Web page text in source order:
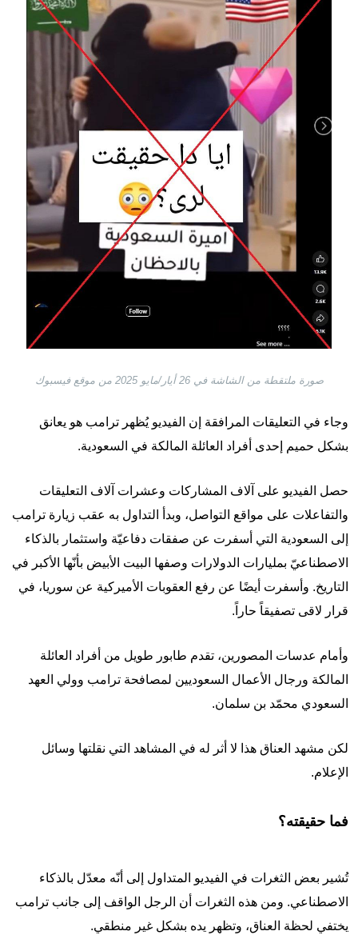
صورة ملتقطة من الشاشة في 26 أيار/مايو 2025 من موقع فيسبوك
وجاء في التعليقات المرافقة إن الفيديو يُظهر ترامب هو يعانق
بشكل حميم إحدى أفراد العائلة المالكة في السعودية.
حصل الفيديو على آلاف المشاركات وعشرات آلاف التعليقات
والتفاعلات على مواقع التواصل، وبدأ التداول به عقب زيارة ترامب
إلى السعودية التي أسفرت عن صفقات دفاعيّة واستثمار بالذكاء
الاصطناعيّ بمليارات الدولارات وصفها البيت الأبيض بأنّها الأكبر في
التاريخ. وأسفرت أيضًا عن رفع العقوبات الأميركية عن سوريا، في
قرار لاقى تصفيقاً حاراً.
وأمام عدسات المصورين، تقدم طابور طويل من أفراد العائلة
المالكة ورجال الأعمال السعوديين لمصافحة ترامب وولي العهد
السعودي محمّد بن سلمان.
لكن مشهد العناق هذا لا أثر له في المشاهد التي نقلتها وسائل
الإعلام.
فما حقيقته؟
تُشير بعض الثغرات في الفيديو المتداول إلى أنّه معدّل بالذكاء
الاصطناعي. ومن هذه الثغرات أن الرجل الواقف إلى جانب ترامب
يختفي لحظة العناق، وتظهر يده بشكل غير منطقي.